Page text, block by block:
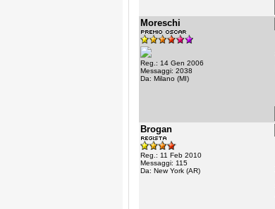
Moreschi
Reg.: 14 Gen 2006
Messaggi: 2038
Da: Milano (MI)
Brogan
Reg.: 11 Feb 2010
Messaggi: 115
Da: New York (AR)